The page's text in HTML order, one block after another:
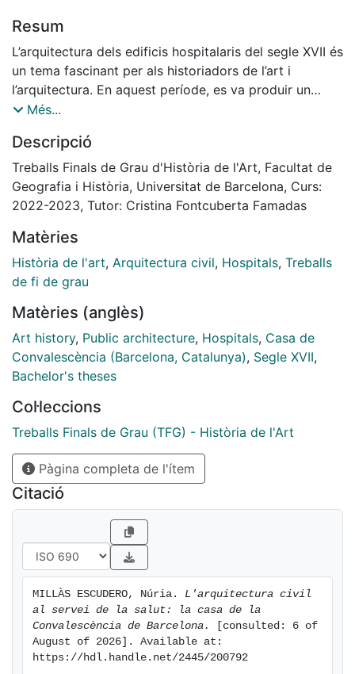
Resum
L’arquitectura dels edificis hospitalaris del segle XVII és
un tema fascinant per als historiadors de l’art i
l’arquitectura. En aquest període, es va produir un
canvi significatiu en la concepció dels hospitals,
malalts a ser espais de cura i atenció a les persones
malaltes. Un bon exemple és la creació de l’edifici de
la Casa de la Convalescència a tocar de l’edifici de
l’Hospital de la Santa Creu, on el criteri era separar els
necessitaven atencions menys urgents, descansar i
posar-se forts, en definitiva: fer la convalescència en
un indret apartat dels malalts més greus afavoria la
Més...
Descripció
Treballs Finals de Grau d'Història de l'Art, Facultat de
Geografia i Història, Universitat de Barcelona, Curs:
2022-2023, Tutor: Cristina Fontcuberta Famadas
Matèries
Història de l'art, Arquitectura civil, Hospitals, Treballs
de fi de grau
Matèries (anglès)
Art history, Public architecture, Hospitals, Casa de
Convalescència (Barcelona, Catalunya), Segle XVII,
Bachelor's theses
Col·leccions
Treballs Finals de Grau (TFG) - Història de l'Art
Pàgina completa de l'ítem
Citació
MILLÀS ESCUDERO, Núria. L'arquitectura civil
al servei de la salut: la casa de la
Convalescència de Barcelona.
[consulted: 6 of
August of 2026]. Available at:
https://hdl.handle.net/2445/200792